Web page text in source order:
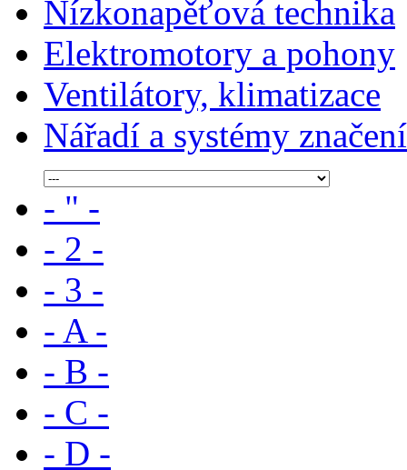
Nízkonapěťová technika
Elektromotory a pohony
Ventilátory, klimatizace
Nářadí a systémy značení
- " -
- 2 -
- 3 -
- A -
- B -
- C -
- D -